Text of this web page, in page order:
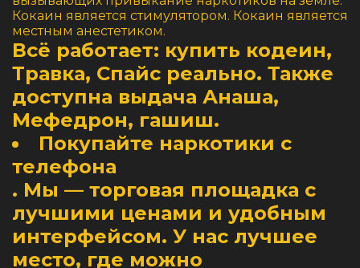
Кокаин является стимулятором. Кокаин является
местным анестетиком.
Всё работает: купить кодеин,
Травка, Спайс реально. Также
доступна выдача Анаша,
Мефедрон, гашиш.
Покупайте наркотики с
телефона
. Мы — торговая площадка с
лучшими ценами и удобным
интерфейсом. У нас лучшее
место, где можно